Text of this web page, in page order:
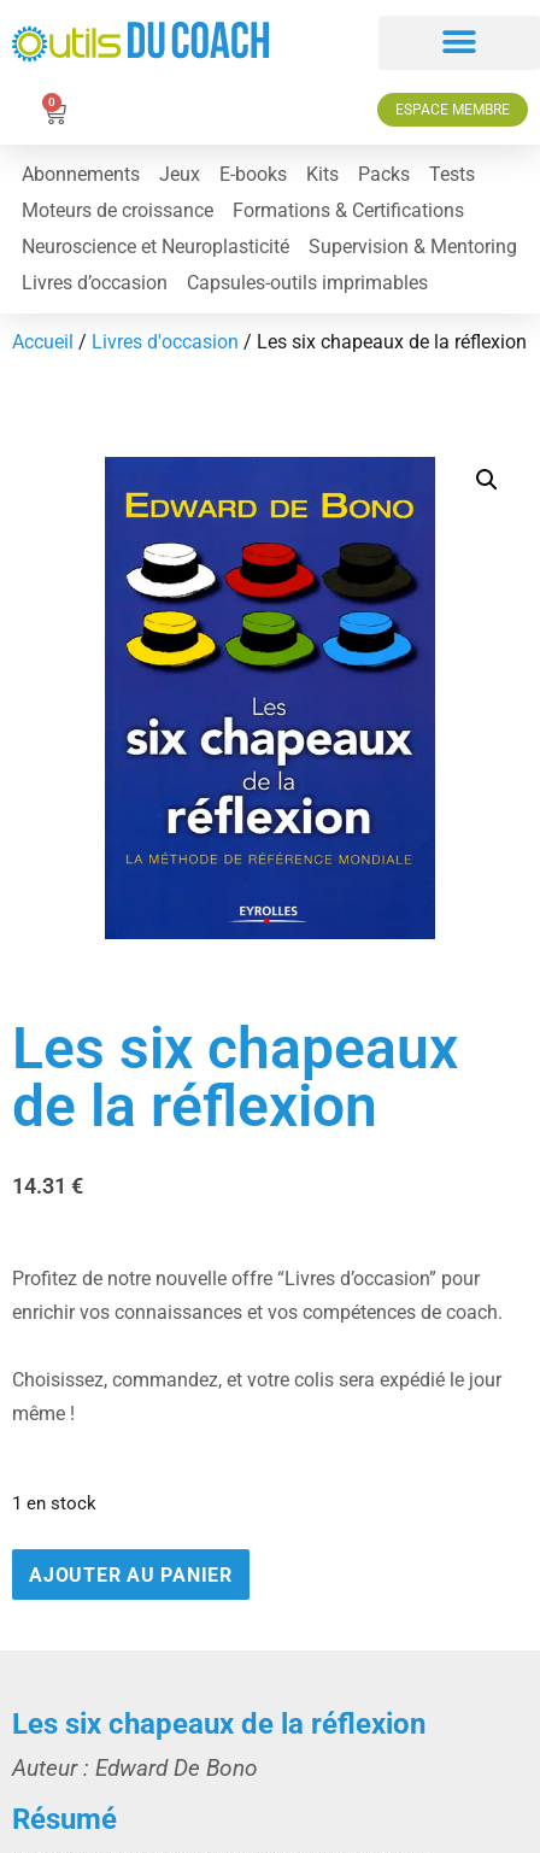
0 ESPACE MEMBRE
Abonnements Jeux E-books Kits Packs
Tests
Moteurs de croissance
Formations & Certifications
Neuroscience et Neuroplasticité
Supervision & Mentoring
Livres d’occasion
Capsules-outils imprimables
Accueil / Livres d'occasion / Les six chapeaux de la réflexion
Les six chapeaux
de la réflexion
14.31 €
Profitez de notre nouvelle offre “Livres d’occasion” pour
enrichir vos connaissances et vos compétences de coach.
Choisissez, commandez, et votre colis sera expédié le jour
même !
1 en stock
AJOUTER AU PANIER
Les six chapeaux de la réflexion
Auteur : Edward De Bono
Résumé